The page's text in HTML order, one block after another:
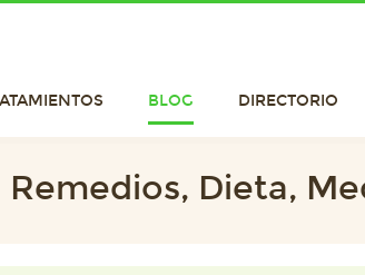
BLOG DIRECTORIO
Remedios, Dieta,